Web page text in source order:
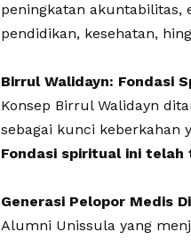
peningkatan
pendidikan, kesehatan,
Birrul Walidayn: Fondasi
​Konsep Birrul Walidayn
sebagai kunci keberkahan
Fondasi spiritual ini
​Generasi Pelopor Medis
Alumni Unissula yang